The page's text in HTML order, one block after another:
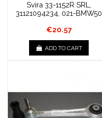
Svira 33-1152R SRL,
31121094234, 021-BMW50
€20.57
ADD TO CART